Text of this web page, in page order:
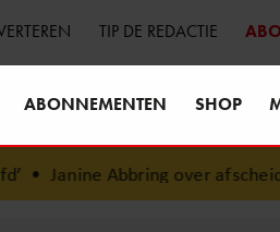
TIP DE REDACTIE
ABONNEMENTEN SHOP
Janine Abbring over afscheid